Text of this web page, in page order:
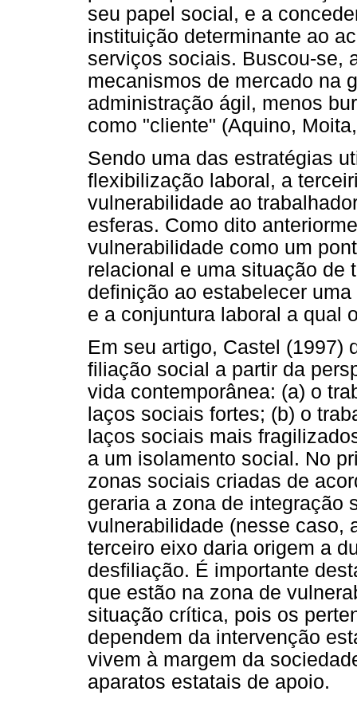
seu papel social, e a
instituição determinante ao
serviços sociais. Buscou-se,
mecanismos de mercado na
administração ágil, menos
como "cliente" (Aquino,
Sendo uma das estratégias
flexibilização laboral, a
vulnerabilidade ao
esferas. Como dito
vulnerabilidade como um
relacional e uma situação de
definição ao estabelecer
e a conjuntura laboral a qual
Em seu artigo, Castel (1997)
filiação social a partir da
vida contemporânea: (a) o
laços sociais fortes; (b) o
laços sociais mais
a um isolamento social. No
zonas sociais criadas de
geraria a zona de integração
vulnerabilidade (nesse caso,
terceiro eixo daria origem a
desfiliação. É importante
que estão na zona de
situação crítica, pois os
dependem da intervenção
vivem à margem da
aparatos estatais de apoio.